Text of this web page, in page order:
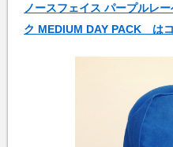
ノースフェイス パープルレ
ク MEDIUM DAY PACK は